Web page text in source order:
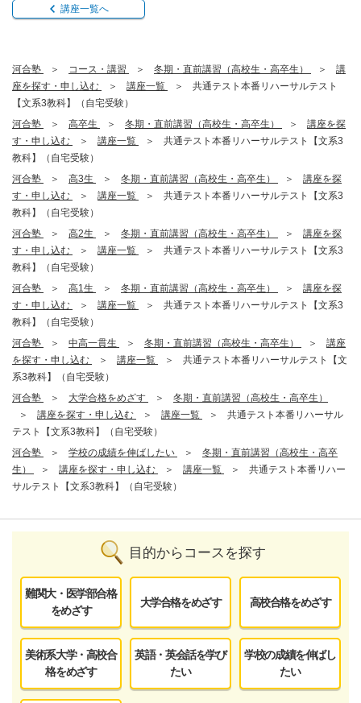
講座一覧へ
河合塾 コース・講習 冬期・直前講習（高校生・高卒生）
講
座を探す・申し込む
講座一覧
共通テスト本番リハーサルテスト
【文系3教科】（自宅受験）
河合塾
高卒生 冬期・直前講習（高校生・高卒生）
講座を探
す・申し込む
講座一覧
共通テスト本番リハーサルテスト【文系3
教科】（自宅受験）
河合塾
高3生 冬期・直前講習（高校生・高卒生）
講座を探
す・申し込む
講座一覧
共通テスト本番リハーサルテスト【文系3
教科】（自宅受験）
河合塾
高2生 冬期・直前講習（高校生・高卒生）
講座を探
す・申し込む
講座一覧
共通テスト本番リハーサルテスト【文系3
教科】（自宅受験）
河合塾
高1生 冬期・直前講習（高校生・高卒生）
講座を探
す・申し込む
講座一覧
共通テスト本番リハーサルテスト【文系3
教科】（自宅受験）
河合塾
中高一貫生 冬期・直前講習（高校生・高卒生）
講座
を探す・申し込む
講座一覧
共通テスト本番リハーサルテスト【文
系3教科】（自宅受験）
河合塾
大学合格をめざす
冬期・直前講習（高校生・高卒生）
講座を探す・申し込む
講座一覧
共通テスト本番リハーサル
テスト【文系3教科】（自宅受験）
河合塾
学校の成績を伸ばしたい
冬期・直前講習（高校生・高卒
生）
講座を探す・申し込む 講座一覧
共通テスト本番リハー
サルテスト【文系3教科】（自宅受験）
目的からコースを探す
難関大・医学部合格
をめざす
大学合格をめざす 高校合格をめざす
美術系大学・高校合
格をめざす
英語・英会話を学び
たい
学校の成績を伸ばし
たい